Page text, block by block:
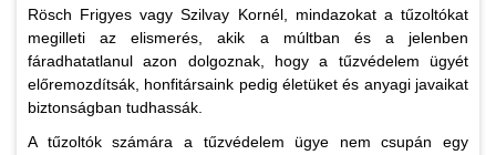
Rösch Frigyes vagy Szilvay Kornél, mindazokat a tűzoltókat
megilleti az elismerés, akik a múltban és a jelenben
fáradhatatlanul azon dolgoznak, hogy a tűzvédelem ügyét
előremozdítsák, honfitársaink pedig életüket és anyagi javaikat
biztonságban tudhassák.
A tűzoltók számára a tűzvédelem ügye nem csupán egy